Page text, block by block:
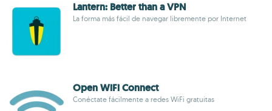
Lantern: Better than a VPN
La forma más fácil de navegar libremente por Internet
Open WiFi Connect
Conéctate fácilmente a redes WiFi gratuitas